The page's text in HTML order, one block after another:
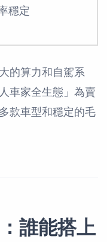
穩定
的算力和自駕系
車家全生態」為賣
款車型和穩定的毛
誰能搭上